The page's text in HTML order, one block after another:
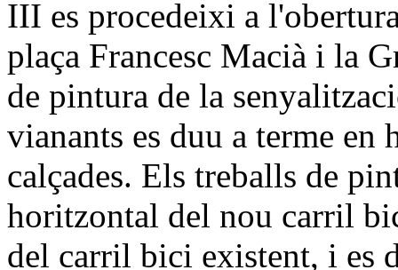
III es procedeixi a
plaça Francesc Macià i la
de pintura de la
vianants es duu a terme
calçades. Els treballs de
horitzontal del nou carril
del carril bici existent, i es